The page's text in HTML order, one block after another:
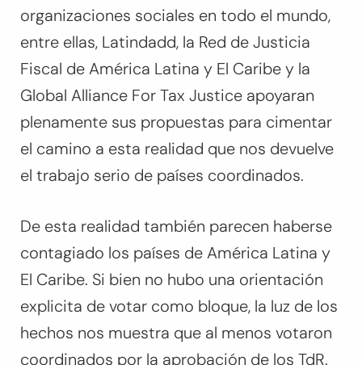
organizaciones sociales en todo el mundo,
entre ellas, Latindadd, la Red de Justicia
Fiscal de América Latina y El Caribe y la
Global Alliance For Tax Justice apoyaran
plenamente sus propuestas para cimentar
el camino a esta realidad que nos devuelve
el trabajo serio de países coordinados.
De esta realidad también parecen haberse
contagiado los países de América Latina y
El Caribe. Si bien no hubo una orientación
explicita de votar como bloque, la luz de los
hechos nos muestra que al menos votaron
coordinados por la aprobación de los TdR.